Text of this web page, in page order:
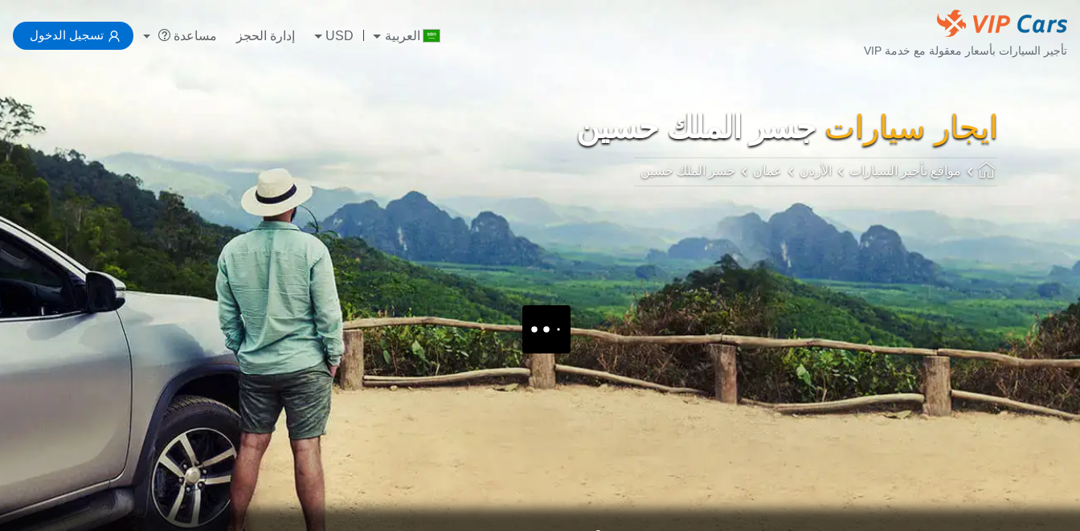
تأجير السيارات بأسعار معقولة مع خدمة VIP
العربية USD إدارة الحجز مساعدة تسجيل الدخول
ايجار سيارات جسر الملك حسين
مواقع تأجير السيارات الأردن عمان جسر الملك حسين